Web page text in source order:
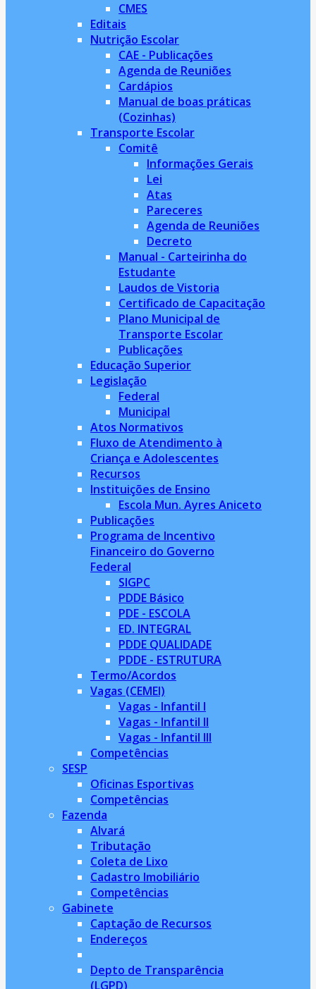
CMES
Editais
Nutrição Escolar
CAE - Publicações
Agenda de Reuniões
Cardápios
Manual de boas práticas
(Cozinhas)
Transporte Escolar
Comitê
Informações Gerais
Lei
Atas
Pareceres
Agenda de Reuniões
Decreto
Manual - Carteirinha do
Estudante
Laudos de Vistoria
Certificado de Capacitação
Plano Municipal de
Transporte Escolar
Publicações
Educação Superior
Legislação
Federal
Municipal
Atos Normativos
Fluxo de Atendimento à
Criança e Adolescentes
Recursos
Instituições de Ensino
Escola Mun. Ayres Aniceto
Publicações
Programa de Incentivo
Financeiro do Governo
Federal
SIGPC
PDDE Básico
PDE - ESCOLA
ED. INTEGRAL
PDDE QUALIDADE
PDDE - ESTRUTURA
Termo/Acordos
Vagas (CEMEI)
Vagas - Infantil I
Vagas - Infantil II
Vagas - Infantil III
Competências
SESP
Oficinas Esportivas
Competências
Fazenda
Alvará
Tributação
Coleta de Lixo
Cadastro Imobiliário
Competências
Gabinete
Captação de Recursos
Endereços
Depto de Transparência
(LGPD)